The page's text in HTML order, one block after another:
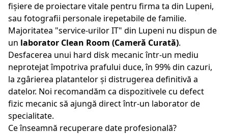
fișiere de proiectare vitale pentru firma ta din Lupeni,
sau fotografii personale irepetabile de familie.
Majoritatea "service-urilor IT" din Lupeni nu dispun de
un laborator Clean Room (Cameră Curată).
Desfacerea unui hard disk mecanic într-un mediu
neprotejat împotriva prafului duce, în 99% din cazuri,
la zgârierea platantelor și distrugerea definitivă a
datelor. Noi recomandăm ca dispozitivele cu defect
fizic mecanic să ajungă direct într-un laborator de
specialitate.
Ce înseamnă recuperare date profesională?